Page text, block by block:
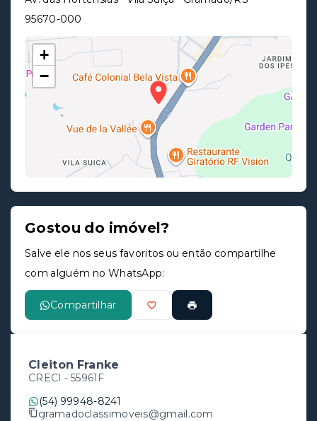
95670-000
+
−
Gostou do imóvel?
Salve ele nos seus favoritos ou então compartilhe
com alguém no WhatsApp:
Compartilhar
Cleiton Franke
CRECI - 55961F
(54) 99948-8241
gramadoclassimoveis@gmail.com